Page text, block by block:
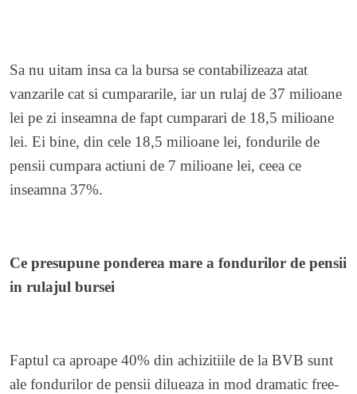
Sa nu uitam insa ca la bursa se contabilizeaza atat
vanzarile cat si cumpararile, iar un rulaj de 37 milioane
lei pe zi inseamna de fapt cumparari de 18,5 milioane
lei. Ei bine, din cele 18,5 milioane lei, fondurile de
pensii cumpara actiuni de 7 milioane lei, ceea ce
inseamna 37%.
Ce presupune ponderea mare a fondurilor de pensii
in rulajul bursei
Faptul ca aproape 40% din achizitiile de la BVB sunt
ale fondurilor de pensii dilueaza in mod dramatic free-